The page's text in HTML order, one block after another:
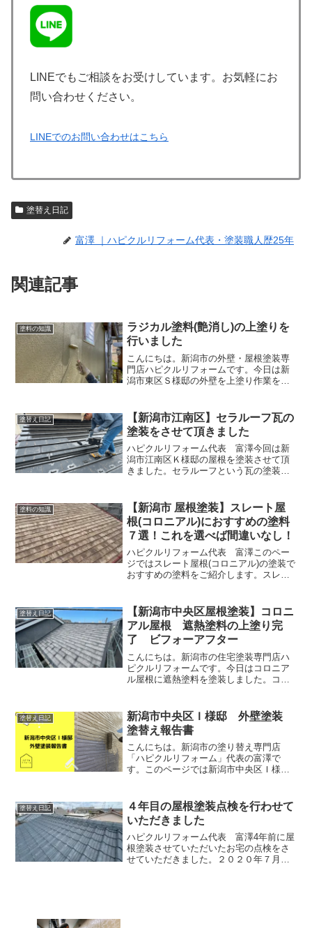
LINEでもご相談をお受けしています。お気軽にお
問い合わせください。
LINEでのお問い合わせはこちら
塗替え日記
富澤 ｜ハピクルリフォーム代表・塗装職人歴25年
関連記事
塗料の知識
ラジカル塗料(艶消し)の上塗りを
行いました
こんにちは。新潟市の外壁・屋根塗装専
門店ハピクルリフォームです。今日は新
潟市東区Ｓ様邸の外壁を上塗り作業をお
なく、落ち着いた外壁にするため艶消し
を塗装しています。Ｓ様の...
塗替え日記
【新潟市江南区】セラルーフ瓦の
塗装をさせて頂きました
ハピクルリフォーム代表 富澤今回は新
潟市江南区Ｋ様邸の屋根を塗装させて頂
きました。セラルーフという瓦の塗装で
状態は艶がなく、瓦の下地が出てきてい
ます。雪止めアングルも錆...
塗料の知識
【新潟市 屋根塗装】スレート屋
根(コロニアル)におすすめの塗料
７選！これを選べば間違いなし！
ハピクルリフォーム代表 富澤このペー
ジではスレート屋根(コロニアル)の塗装で
おすすめの塗料をご紹介します。スレー
れません。多くのメーカーが多くの塗料
を発売していますので...
塗替え日記
【新潟市中央区屋根塗装】コロニ
アル屋根 遮熱塗料の上塗り完
了 ビフォーアフター
こんにちは。新潟市の住宅塗装専門店ハ
ピクルリフォームです。今日はコロニア
ル屋根に遮熱塗料を塗装しました。コロ
目→中塗り→上塗りという流れで塗装し
ます。今日は仕上げ塗装で...
塗替え日記
新潟市中央区Ｉ様邸 外壁塗装
塗替え報告書
こんにちは。新潟市の塗り替え専門店
「ハピクルリフォーム」代表の富澤で
す。このページでは新潟市中央区Ｉ様邸
です。ビフォーアフターＩ様の御宅は約
２０年前に張り替え工事を行っ...
塗替え日記
４年目の屋根塗装点検を行わせて
いただきました
ハピクルリフォーム代表 富澤4年前に屋
根塗装させていただいたお宅の点検をさ
せていただきました。２０２０年７月に